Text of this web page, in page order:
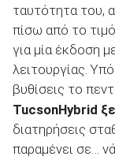
ταυτότητα του,
πίσω από το
για μία έκδοση
λειτουργίας.
βυθίσεις το
TucsonHybrid
διατηρήσεις
παραμένει σε…